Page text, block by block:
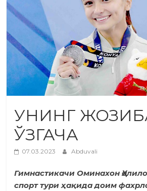
УНИНГ
ЎЗГАЧА
07.03.2023 Abduvali
Гимнастикачи Оминахон
спорт тури ҳақида доим